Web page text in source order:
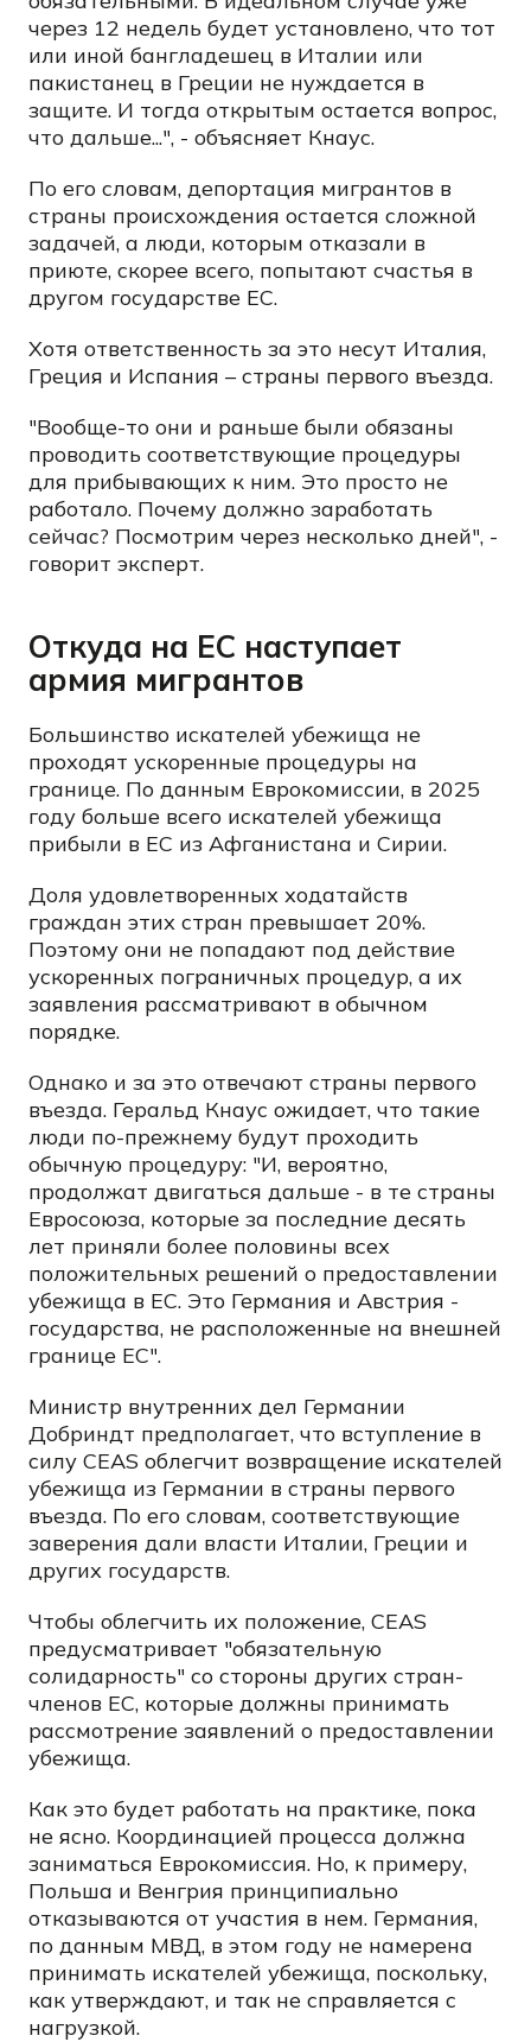
через 12 недель будет установлено, что тот
или иной бангладешец в Италии или
пакистанец в Греции не нуждается в
защите. И тогда открытым остается вопрос,
что дальше...", - объясняет Кнаус.
По его словам, депортация мигрантов в
страны происхождения остается сложной
задачей, а люди, которым отказали в
приюте, скорее всего, попытают счастья в
другом государстве ЕС.
Хотя ответственность за это несут Италия,
Греция и Испания – страны первого въезда.
"Вообще-то они и раньше были обязаны
проводить соответствующие процедуры
для прибывающих к ним. Это просто не
работало. Почему должно заработать
сейчас? Посмотрим через несколько дней", -
говорит эксперт.
Откуда на ЕС наступает
армия мигрантов
Большинство искателей убежища не
проходят ускоренные процедуры на
границе. По данным Еврокомиссии, в 2025
году больше всего искателей убежища
прибыли в ЕС из Афганистана и Сирии.
Доля удовлетворенных ходатайств
граждан этих стран превышает 20%.
Поэтому они не попадают под действие
ускоренных пограничных процедур, а их
заявления рассматривают в обычном
порядке.
Однако и за это отвечают страны первого
въезда. Геральд Кнаус ожидает, что такие
люди по-прежнему будут проходить
обычную процедуру: "И, вероятно,
продолжат двигаться дальше - в те страны
Евросоюза, которые за последние десять
лет приняли более половины всех
положительных решений о предоставлении
убежища в ЕС. Это Германия и Австрия -
государства, не расположенные на внешней
границе ЕС".
Министр внутренних дел Германии
Добриндт предполагает, что вступление в
силу CEAS облегчит возвращение искателей
убежища из Германии в страны первого
въезда. По его словам, соответствующие
заверения дали власти Италии, Греции и
других государств.
Чтобы облегчить их положение, CEAS
предусматривает "обязательную
солидарность" со стороны других стран-
членов ЕС, которые должны принимать
рассмотрение заявлений о предоставлении
убежища.
Как это будет работать на практике, пока
не ясно. Координацией процесса должна
заниматься Еврокомиссия. Но, к примеру,
Польша и Венгрия принципиально
отказываются от участия в нем. Германия,
по данным МВД, в этом году не намерена
принимать искателей убежища, поскольку,
как утверждают, и так не справляется с
нагрузкой.